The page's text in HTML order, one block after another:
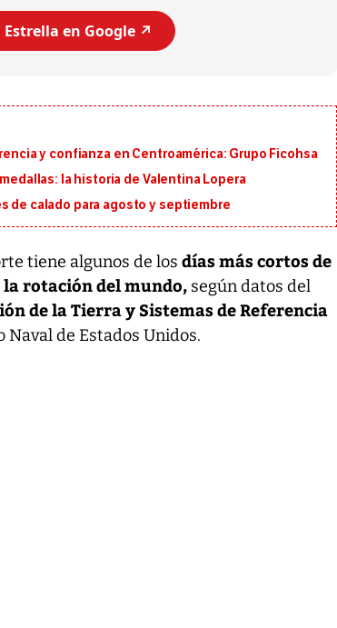
Estrella en Google ↗️
y confianza en Centroamérica: Grupo Ficohsa
la historia de Valentina Lopera
de calado para agosto y septiembre
tiene algunos de los días más cortos de
rotación del mundo, según datos del
de la Tierra y Sistemas de Referencia
Naval de Estados Unidos.